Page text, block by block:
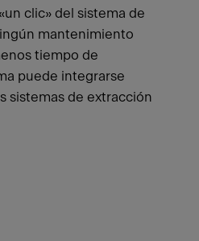
clic» del sistema de
mantenimiento
tiempo de
puede integrarse
sistemas de extracción